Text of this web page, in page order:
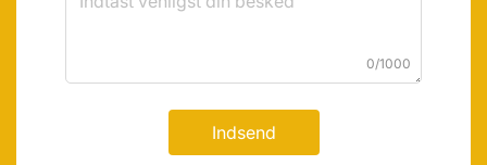
0/1000
Indsend